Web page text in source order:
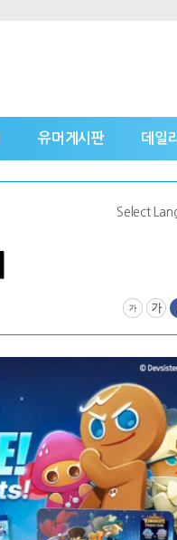
유머게시판 데일
Select